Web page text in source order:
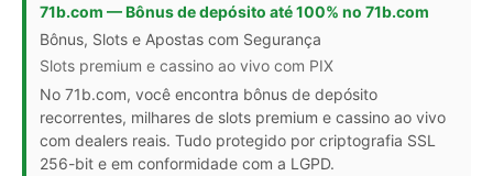
71b.com — Bônus de depósito até 100% no 71b.com
Bônus, Slots e Apostas com Segurança
Slots premium e cassino ao vivo com PIX
No 71b.com, você encontra bônus de depósito
recorrentes, milhares de slots premium e cassino ao vivo
com dealers reais. Tudo protegido por criptografia SSL
256-bit e em conformidade com a LGPD.